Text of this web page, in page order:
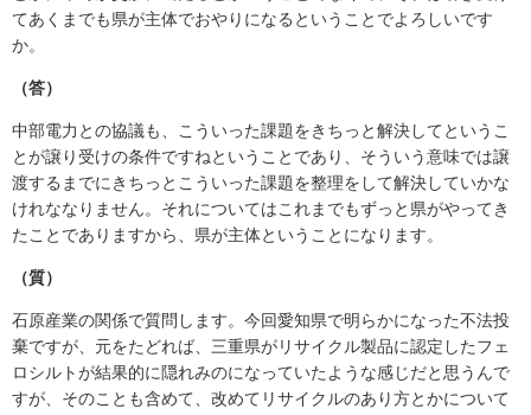
てあくまでも県が主体でおやりになるということでよろしいです
か。
（答）
中部電力との協議も、こういった課題をきちっと解決してというこ
とが譲り受けの条件ですねということであり、そういう意味では譲
渡するまでにきちっとこういった課題を整理をして解決していかな
けれななりません。それについてはこれまでもずっと県がやってき
たことでありますから、県が主体ということになります。
（質）
石原産業の関係で質問します。今回愛知県で明らかになった不法投
棄ですが、元をたどれば、三重県がリサイクル製品に認定したフェ
ロシルトが結果的に隠れみのになっていたような感じだと思うんで
すが、そのことも含めて、改めてリサイクルのあり方とかについて